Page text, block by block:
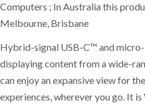
Computers ; In Australia this
Melbourne, Brisbane
Hybrid-signal USB-C™ and
displaying content from a wide-
can enjoy an expansive view for
experiences, wherever you go. It